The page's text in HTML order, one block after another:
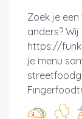
Zoek je
anders?
https://
je menu